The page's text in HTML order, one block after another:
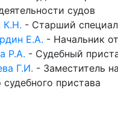
судов
К.Н. - Старший
Е.А. - Начальник
Р.А. - Судебный
Г.И. - Заместитель
пристава